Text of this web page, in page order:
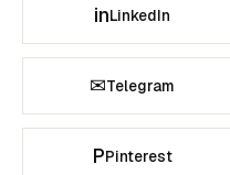
inLinkedIn
✉Telegram
PPinterest